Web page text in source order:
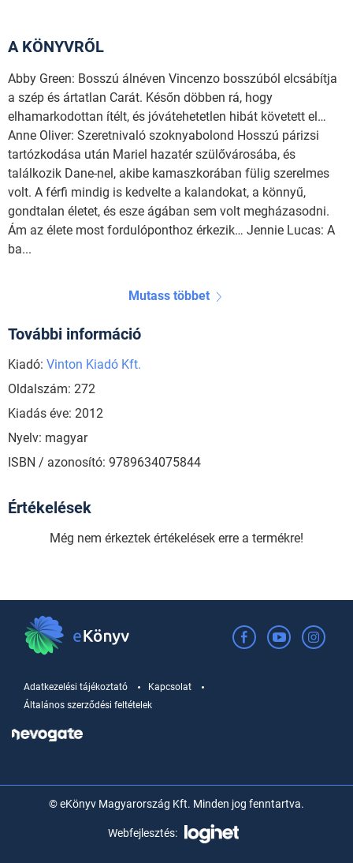
A KÖNYVRŐL
Abby Green: Bosszú álnéven Vincenzo bosszúból elcsábítja
a szép és ártatlan Carát. Későn döbben rá, hogy
elhamarkodottan ítélt, és jóvátehetetlen hibát követett el…
Anne Oliver: Szeretnivaló szoknyabolond Hosszú párizsi
tartózkodása után Mariel hazatér szülővárosába, és
találkozik Dane-nel, akibe kamaszkorában fülig szerelmes
volt. A férfi mindig is kedvelte a kalandokat, a könnyű,
gondtalan életet, és esze ágában sem volt megházasodni.
Ám az élete most fordulóponthoz érkezik… Jennie Lucas: A
ba...
Mutass többet
További információ
Kiadó: Vinton Kiadó Kft.
Oldalszám: 272
Kiadás éve: 2012
Nyelv: magyar
ISBN / azonosító: 9789634075844
Értékelések
Még nem érkeztek értékelések erre a termékre!
Adatkezelési tájékoztató
Kapcsolat
Általános szerződési feltételek
© eKönyv Magyarország Kft. Minden jog fenntartva.
Webfejlesztés: